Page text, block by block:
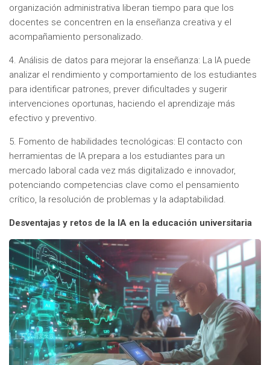
organización administrativa liberan tiempo para que los
docentes se concentren en la enseñanza creativa y el
acompañamiento personalizado.
4. Análisis de datos para mejorar la enseñanza: La IA puede
analizar el rendimiento y comportamiento de los estudiantes
para identificar patrones, prever dificultades y sugerir
intervenciones oportunas, haciendo el aprendizaje más
efectivo y preventivo.
5. Fomento de habilidades tecnológicas: El contacto con
herramientas de IA prepara a los estudiantes para un
mercado laboral cada vez más digitalizado e innovador,
potenciando competencias clave como el pensamiento
crítico, la resolución de problemas y la adaptabilidad.
Desventajas y retos de la IA en la educación universitaria